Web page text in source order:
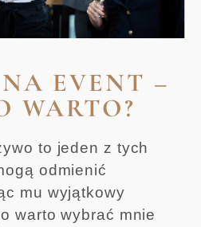
EVENT –
WARTO?
to jeden z tych
odmienić
mu wyjątkowy
warto wybrać mnie